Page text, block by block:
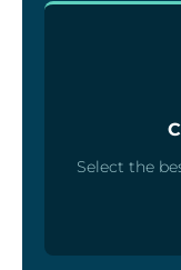
Select the